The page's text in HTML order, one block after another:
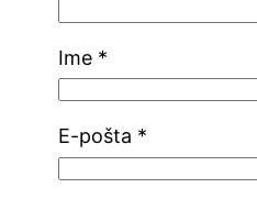
Ime *
E-pošta *